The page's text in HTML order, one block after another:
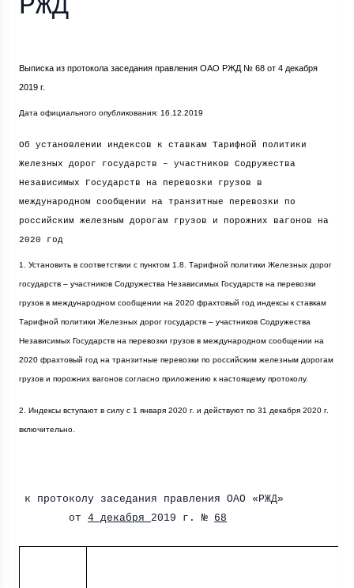
Выписка из протокола заседания правления ОАО РЖД № 68 от 4 декабря
2019 г.
Дата официального опубликования: 16.12.2019
Об установлении индексов к ставкам Тарифной политики
Железных дорог государств – участников Содружества
Независимых Государств на перевозки грузов в
международном сообщении на транзитные перевозки по
российским железным дорогам грузов и порожних вагонов на
2020 год
1. Установить в соответствии с пунктом 1.8. Тарифной политики Железных дорог
государств – участников Содружества Независимых Государств на перевозки
грузов в международном сообщении на 2020 фрахтовый год индексы к ставкам
Тарифной политики Железных дорог государств – участников Содружества
Независимых Государств на перевозки грузов в международном сообщении на
2020 фрахтовый год на транзитные перевозки по российским железным дорогам
грузов и порожних вагонов согласно приложению к настоящему протоколу.
2. Индексы вступают в силу с 1 января 2020 г. и действуют по 31 декабря 2020 г.
включительно.
к протоколу заседания правления ОАО «РЖД»
от4 декабря 2019 г . № 68